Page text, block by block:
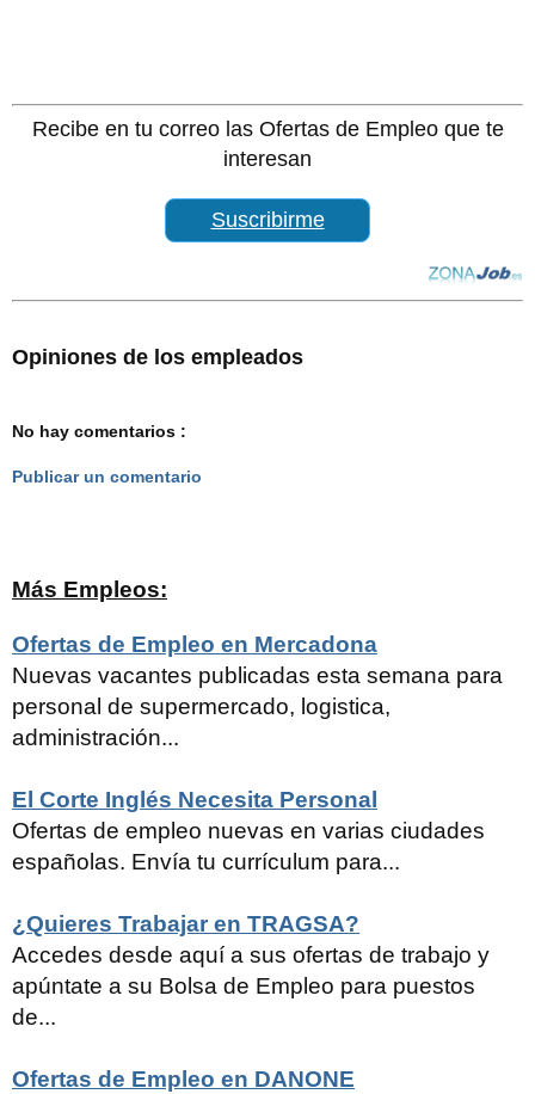
Recibe en tu correo las Ofertas de Empleo que te
interesan
Suscribirme
Opiniones de los empleados
No hay comentarios :
Publicar un comentario
Más Empleos:
Ofertas de Empleo en Mercadona
Nuevas vacantes publicadas esta semana para
personal de supermercado, logistica,
administración...
El Corte Inglés Necesita Personal
Ofertas de empleo nuevas en varias ciudades
españolas. Envía tu currículum para...
¿Quieres Trabajar en TRAGSA?
Accedes desde aquí a sus ofertas de trabajo y
apúntate a su Bolsa de Empleo para puestos
de...
Ofertas de Empleo en DANONE